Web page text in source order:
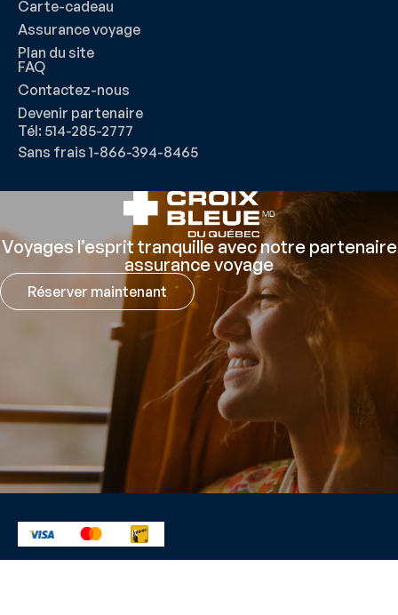
Carte-cadeau
Assurance voyage
Plan du site
FAQ
Contactez-nous
Devenir partenaire
Tél: 514-285-2777
Sans frais 1-866-394-8465
Voyages l’esprit tranquille avec notre partenaire
assurance voyage
Réserver maintenant